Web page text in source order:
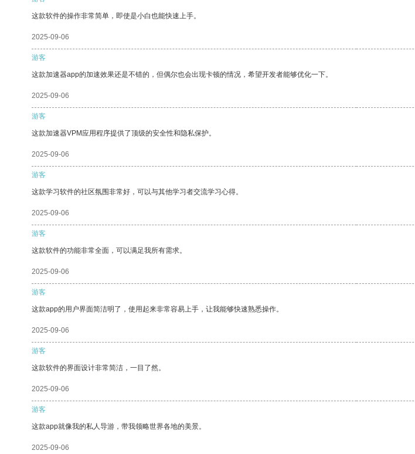
这款软件的操作非常简单，即使是小白也能快速上手。
2025-09-06
游客
这款加速器app的加速效果还是不错的，但偶尔也会出现卡顿的情况，希望开发者能够优化一下。
2025-09-06
游客
这款加速器VPM应用程序提供了顶级的安全性和隐私保护。
2025-09-06
游客
这款学习软件的社区氛围非常好，可以与其他学习者交流学习心得。
2025-09-06
游客
这款软件的功能非常全面，可以满足我所有需求。
2025-09-06
游客
这款app的用户界面简洁明了，使用起来非常容易上手，让我能够快速熟悉操作。
2025-09-06
游客
这款软件的界面设计非常简洁，一目了然。
2025-09-06
游客
这款app就像我的私人导游，带我领略世界各地的美景。
2025-09-06